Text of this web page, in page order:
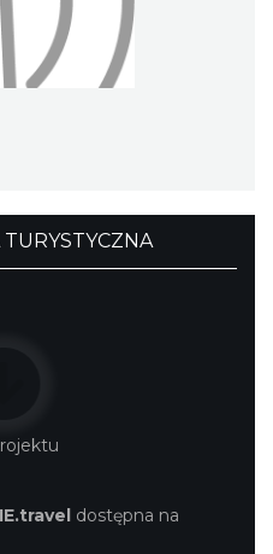
dostępna na